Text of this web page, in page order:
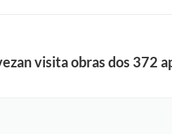
visita obras dos 372